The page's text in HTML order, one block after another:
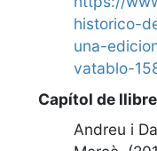
historico-
una-
vatablo-
Capítol de llibre
Andreu i